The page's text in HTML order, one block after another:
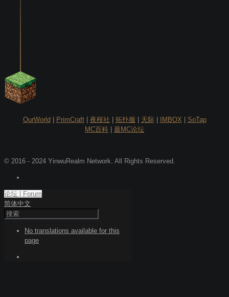
OurWorld PrimCraft| 夜桜社 拓扑服 天际| IMBOX
SoTap
MC百科
最MC论坛
© 2016 - 2024 YinwuRealm Network. All Rights Reserved.
论坛 | Forum
简体中文
No translations available for this
page